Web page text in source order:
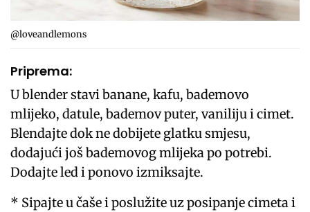
@loveandlemons
Priprema:
U blender stavi banane, kafu, bademovo
mlijeko, datule, bademov puter, vaniliju i cimet.
Blendajte dok ne dobijete glatku smjesu,
dodajući još bademovog mlijeka po potrebi.
Dodajte led i ponovo izmiksajte.
* Sipajte u čaše i poslužite uz posipanje cimeta i